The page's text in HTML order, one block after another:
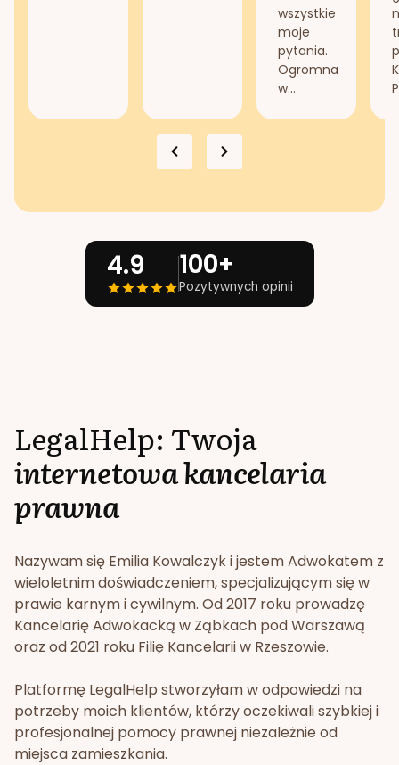
wszystkie
moje
pytania.
Ogromna
w...
4.9 100+
Pozytywnych opinii
LegalHelp: Twoja
internetowa kancelaria
prawna
Nazywam się Emilia Kowalczyk i jestem Adwokatem z
wieloletnim doświadczeniem, specjalizującym się w
prawie karnym i cywilnym. Od 2017 roku prowadzę
Kancelarię Adwokacką w Ząbkach pod Warszawą
oraz od 2021 roku Filię Kancelarii w Rzeszowie.
Platformę LegalHelp stworzyłam w odpowiedzi na
potrzeby moich klientów, którzy oczekiwali szybkiej i
profesjonalnej pomocy prawnej niezależnie od
miejsca zamieszkania.